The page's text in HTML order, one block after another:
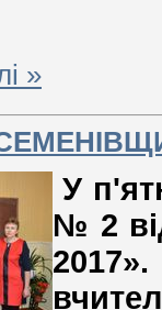
»
У
№ 2